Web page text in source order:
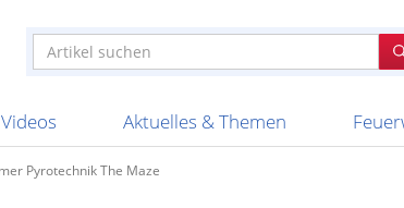
Schallerzeuger P1
Feuerwerk T1
Videos
Knallkörper
Batterien
Aktuelles & Themen
Ladenverkauf 2024
20 Jahre Feuerwerksvitrine
Fireworks Apel Feuerwerk Argento
BKV Vuurwerk
Bestellschluss
Altersnachweis
Pyrotechnik The Maze